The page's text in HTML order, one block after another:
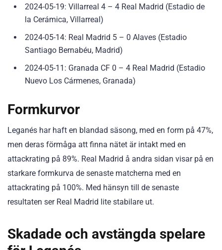
2024-05-19: Villarreal 4 – 4 Real Madrid (Estadio de
la Cerámica, Villarreal)
2024-05-14: Real Madrid 5 – 0 Alaves (Estadio
Santiago Bernabéu, Madrid)
2024-05-11: Granada CF 0 – 4 Real Madrid (Estadio
Nuevo Los Cármenes, Granada)
Formkurvor
Leganés har haft en blandad säsong, med en form på 47%,
men deras förmåga att finna nätet är intakt med en
attackrating på 89%. Real Madrid å andra sidan visar på en
starkare formkurva de senaste matcherna med en
attackrating på 100%. Med hänsyn till de senaste
resultaten ser Real Madrid lite stabilare ut.
Skadade och avstängda spelare